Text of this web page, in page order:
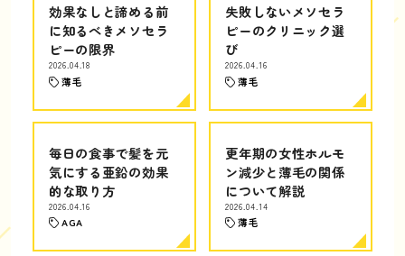
効果なしと諦める前
に知るべきメソセラ
ピーの限界
2026.04.18
薄毛
失敗しないメソセラ
ピーのクリニック選
び
2026.04.16
薄毛
毎日の食事で髪を元
気にする亜鉛の効果
的な取り方
2026.04.16
AGA
更年期の女性ホルモ
ン減少と薄毛の関係
について解説
2026.04.14
薄毛